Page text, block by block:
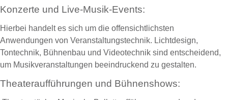
Konzerte und Live-Musik-Events:
Hierbei handelt es sich um die offensichtlichsten
Anwendungen von Veranstaltungstechnik. Lichtdesign,
Tontechnik, Bühnenbau und Videotechnik sind entscheidend,
um Musikveranstaltungen beeindruckend zu gestalten.
Theateraufführungen und Bühnenshows: